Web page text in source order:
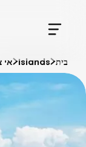
בית Islands אי